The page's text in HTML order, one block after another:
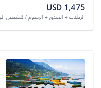
USD 1,475
الرحلات + الفندق + الرسوم / للشخص